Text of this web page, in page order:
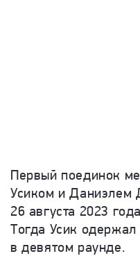
Первый поединок
Усиком и Даниэлем
26 августа 2023
Тогда Усик
в девятом раунде.